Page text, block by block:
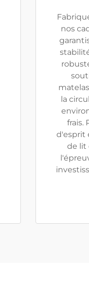
nos
la
frais.
d'esprit
de lit